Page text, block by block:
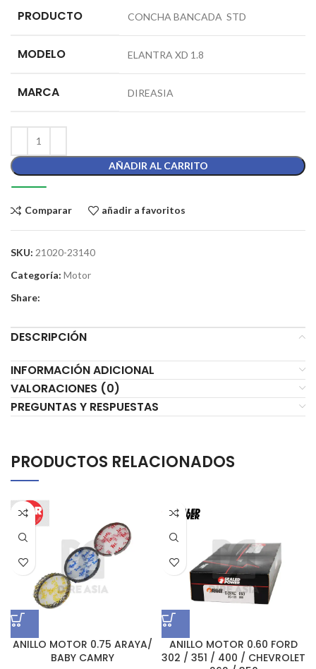
PRODUCTO CONCHA BANCADA STD
MODELO ELANTRA XD 1.8
MARCA DIREASIA
AÑADIR AL CARRITO
Comparar añadir a favoritos
SKU: 21020-23140
Categoría: Motor
Share:
DESCRIPCIÓN
INFORMACIÓN ADICIONAL
VALORACIONES (0)
PREGUNTAS Y RESPUESTAS
PRODUCTOS RELACIONADOS
ANILLO MOTOR 0.75 ARAYA/
BABY CAMRY
ANILLO MOTOR 0.60 FORD
302 / 351 / 400 / CHEVROLET